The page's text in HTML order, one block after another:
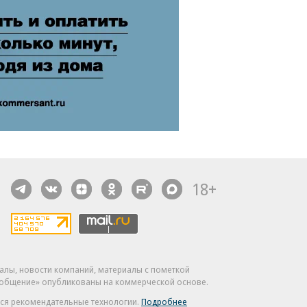
18+
новости компаний, материалы с пометкой
опубликованы на коммерческой основе.
рекомендательные технологии. Подробнее